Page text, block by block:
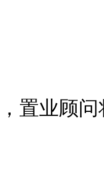
置业顾